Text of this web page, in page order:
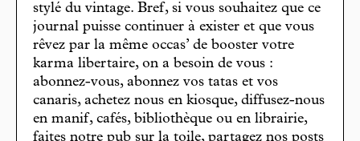
stylé du vintage. Bref, si vous souhaitez que ce
journal puisse continuer à exister et que vous
rêvez par la même occas’ de booster votre
karma libertaire, on a besoin de vous :
abonnez-vous, abonnez vos tatas et vos
canaris, achetez nous en kiosque, diffusez-nous
en manif, cafés, bibliothèque ou en librairie,
faites notre pub sur la toile, partagez nos posts